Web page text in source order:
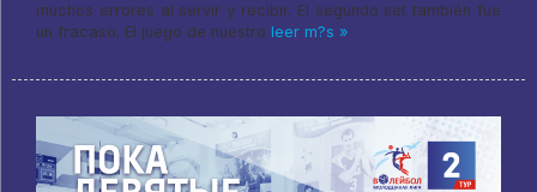
muchos errores al servir y recibir. El segundo set también fue
un fracaso. El juego de nuestro leer m?s »